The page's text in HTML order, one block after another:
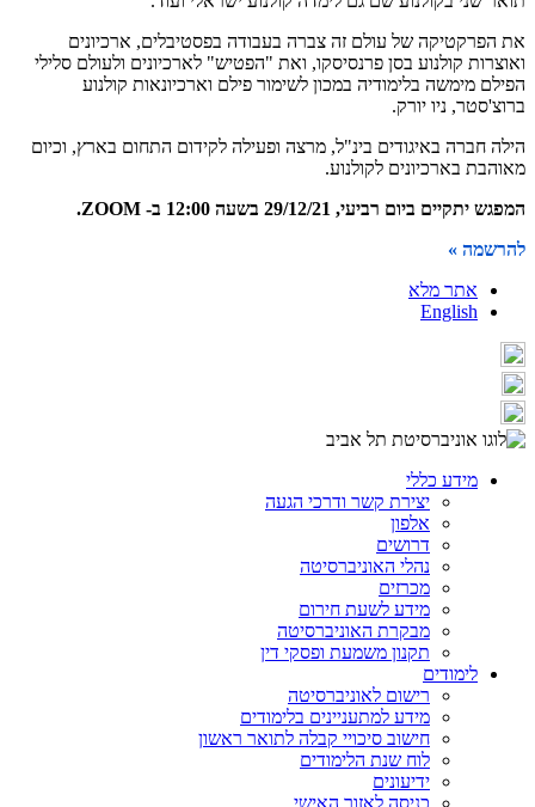
את הפרקטיקה של עולם זה צברה בעבודה בפסטיבלים, ארכיונים
ואוצרות קולנוע בסן פרנסיסקו, ואת "הפטיש" לארכיונים ולעולם סלילי
הפילם מימשה בלימודיה במכון לשימור פילם וארכיונאות קולנוע
ברוצ'סטר, ניו יורק.
הילה חברה באיגודים בינ"ל, מרצה ופעילה לקידום התחום בארץ, וכיום
מאוהבת בארכיונים לקולנוע.
המפגש יתקיים ביום רביעי, 29/12/21 בשעה 12:00 ב- ZOOM.
להרשמה »
אתר מלא
English
מידע כללי
יצירת קשר ודרכי הגעה
אלפון
דרושים
נהלי האוניברסיטה
מכרזים
מידע לשעת חירום
מבקרת האוניברסיטה
תקנון משמעת ופסקי דין
לימודים
רישום לאוניברסיטה
מידע למתעניינים בלימודים
חישוב סיכויי קבלה לתואר ראשון
לוח שנת הלימודים
ידיעונים
כניסה לאזור האישי